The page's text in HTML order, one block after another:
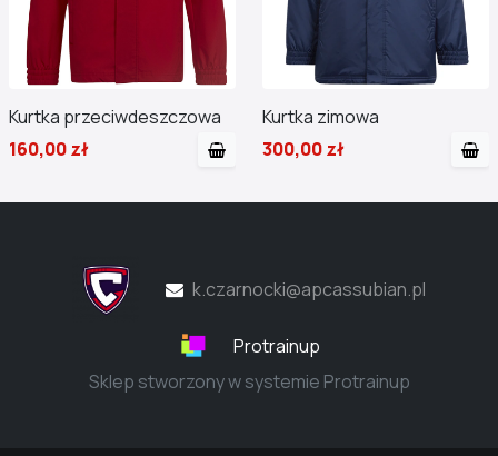
Kurtka przeciwdeszczowa
160,00 zł
Kurtka zimowa
300,00 zł
k.czarnocki@apcassubian.pl
Protrainup
Sklep stworzony w systemie Protrainup